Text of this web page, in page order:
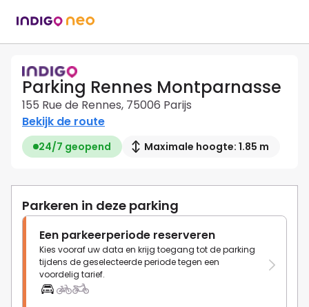
Parking Rennes Montparnasse
155 Rue de Rennes, 75006 Parijs
Bekijk de route
24/7 geopend Maximale hoogte: 1.85 m
Parkeren in deze parking
Een parkeerperiode reserveren
Kies vooraf uw data en krijg toegang tot de parking
tijdens de geselecteerde periode tegen een
voordelig tarief.